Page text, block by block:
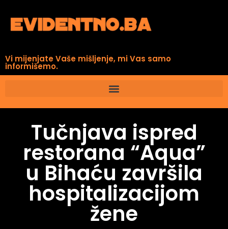
Vi mijenjate Vaše mišljenje, mi Vas samo
informišemo.
Tučnjava ispred
restorana “Aqua”
u Bihaću završila
hospitalizacijom
žene